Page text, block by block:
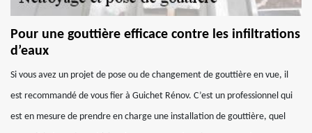
Pour une gouttière efficace contre les infiltrations
d’eaux
Si vous avez un projet de pose ou de changement de gouttière en vue, il
est recommandé de vous fier à Guichet Rénov. C’est un professionnel qui
est en mesure de prendre en charge une installation de gouttière, quel